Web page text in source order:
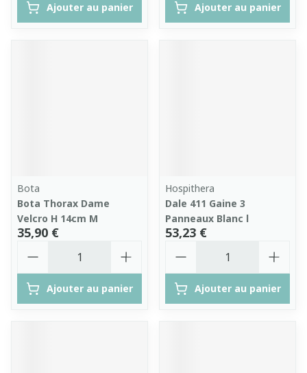
Ajouter au panier Ajouter au panier
Bota
Bota Thorax Dame
Velcro H 14cm M
35,90 €
Ajouter au panier
Hospithera
Dale 411 Gaine 3
Panneaux Blanc l
53,23 €
Ajouter au panier